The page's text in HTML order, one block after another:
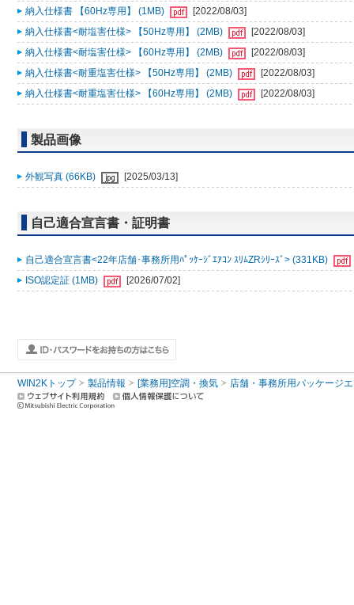
納入仕様書 【60Hz専用】 (1MB)
[2022/08/03]
納入仕様書<耐塩害仕様> 【50Hz専用】 (2MB)
[2022/08/03]
納入仕様書<耐塩害仕様> 【60Hz専用】 (2MB)
[2022/08/03]
納入仕様書<耐重塩害仕様> 【50Hz専用】 (2MB)
[2022/08/03]
納入仕様書<耐重塩害仕様> 【60Hz専用】 (2MB)
[2022/08/03]
製品画像
外観写真 (66KB) [2025/03/13]
自己適合宣言書・証明書
自己適合宣言書<22年店舗･事務所用ﾊﾟｯｹｰｼﾞｴｱｺﾝ ｽﾘﾑZRｼﾘｰｽﾞ> (331KB)
ISO認定証 (1MB)
[2026/07/02]
WIN2Kトップ 製品情報 [業務用]空調・換気 店舗・事務所用パッケージ